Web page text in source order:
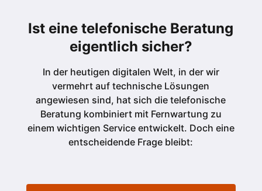
Ist eine telefonische Beratung
eigentlich sicher?
In der heutigen digitalen Welt, in der wir
vermehrt auf technische Lösungen
angewiesen sind, hat sich die telefonische
Beratung kombiniert mit Fernwartung zu
einem wichtigen Service entwickelt. Doch eine
entscheidende Frage bleibt: